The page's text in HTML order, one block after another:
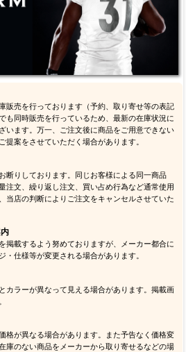
販売を行っております（予約、取り寄せ等の表記
も同時販売を行っているため、最新の在庫状況に
います。万一、ご注文後に商品をご用意できない
提案をさせていただく場合があります。
断りしております。同じお客様による同一商品
注文、繰り返し注文、買い占め行為など通常使用
当店の判断によりご注文をキャンセルさせていた
掲載するよう努めておりますが、メーカー都合に
・仕様等が変更される場合があります。
カラーが異なって見える場合があります。掲載画
格が異なる場合があります。また予告なく価格変
庫のない商品をメーカーから取り寄せるなどの場